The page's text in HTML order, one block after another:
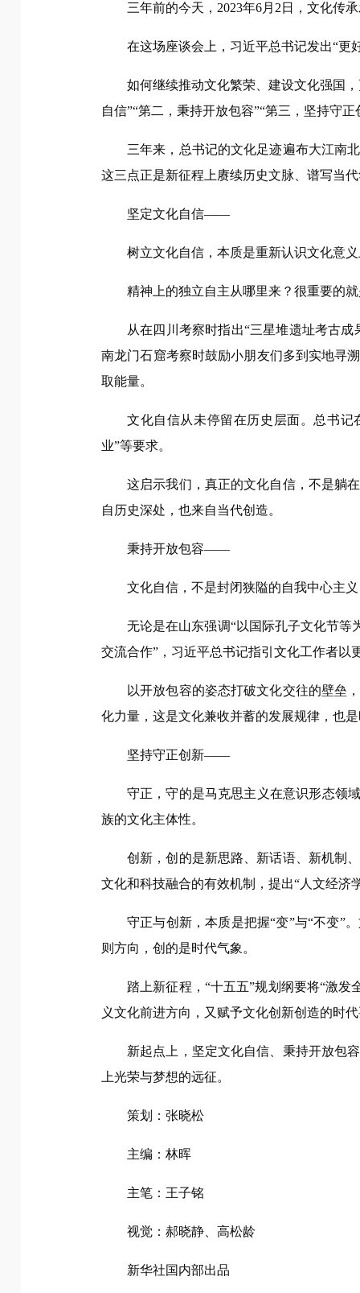
三年前的今天，2023年6月2日，文化传
在这场座谈会上，习近平总书记发出“更
如何继续推动文化繁荣、建设文化强国
自信”“第二，秉持开放包容”“第三，坚持守正
三年来，总书记的文化足迹遍布大江南
这三点正是新征程上赓续历史文脉、谱写当
坚定文化自信——
树立文化自信，本质是重新认识文化意
精神上的独立自主从哪里来？很重要的
从在四川考察时指出“三星堆遗址考古
南龙门石窟考察时鼓励小朋友们多到实地寻
取能量。
文化自信从未停留在历史层面。总书记
业”等要求。
这启示我们，真正的文化自信，不是躺
自历史深处，也来自当代创造。
秉持开放包容——
文化自信，不是封闭狭隘的自我中心主
无论是在山东强调“以国际孔子文化节等
交流合作”，习近平总书记指引文化工作者
以开放包容的姿态打破文化交往的壁垒
化力量，这是文化兼收并蓄的发展规律，也
坚持守正创新——
守正，守的是马克思主义在意识形态领
族的文化主体性。
创新，创的是新思路、新话语、新机制
文化和科技融合的有效机制，提出“人文经济
守正与创新，本质是把握“变”与“不变”
则方向，创的是时代气象。
踏上新征程，“十五五”规划纲要将“激
义文化前进方向，又赋予文化创新创造的时
新起点上，坚定文化自信、秉持开放包
上光荣与梦想的远征。
策划：张晓松
主编：林晖
主笔：王子铭
视觉：郝晓静、高松龄
新华社国内部出品